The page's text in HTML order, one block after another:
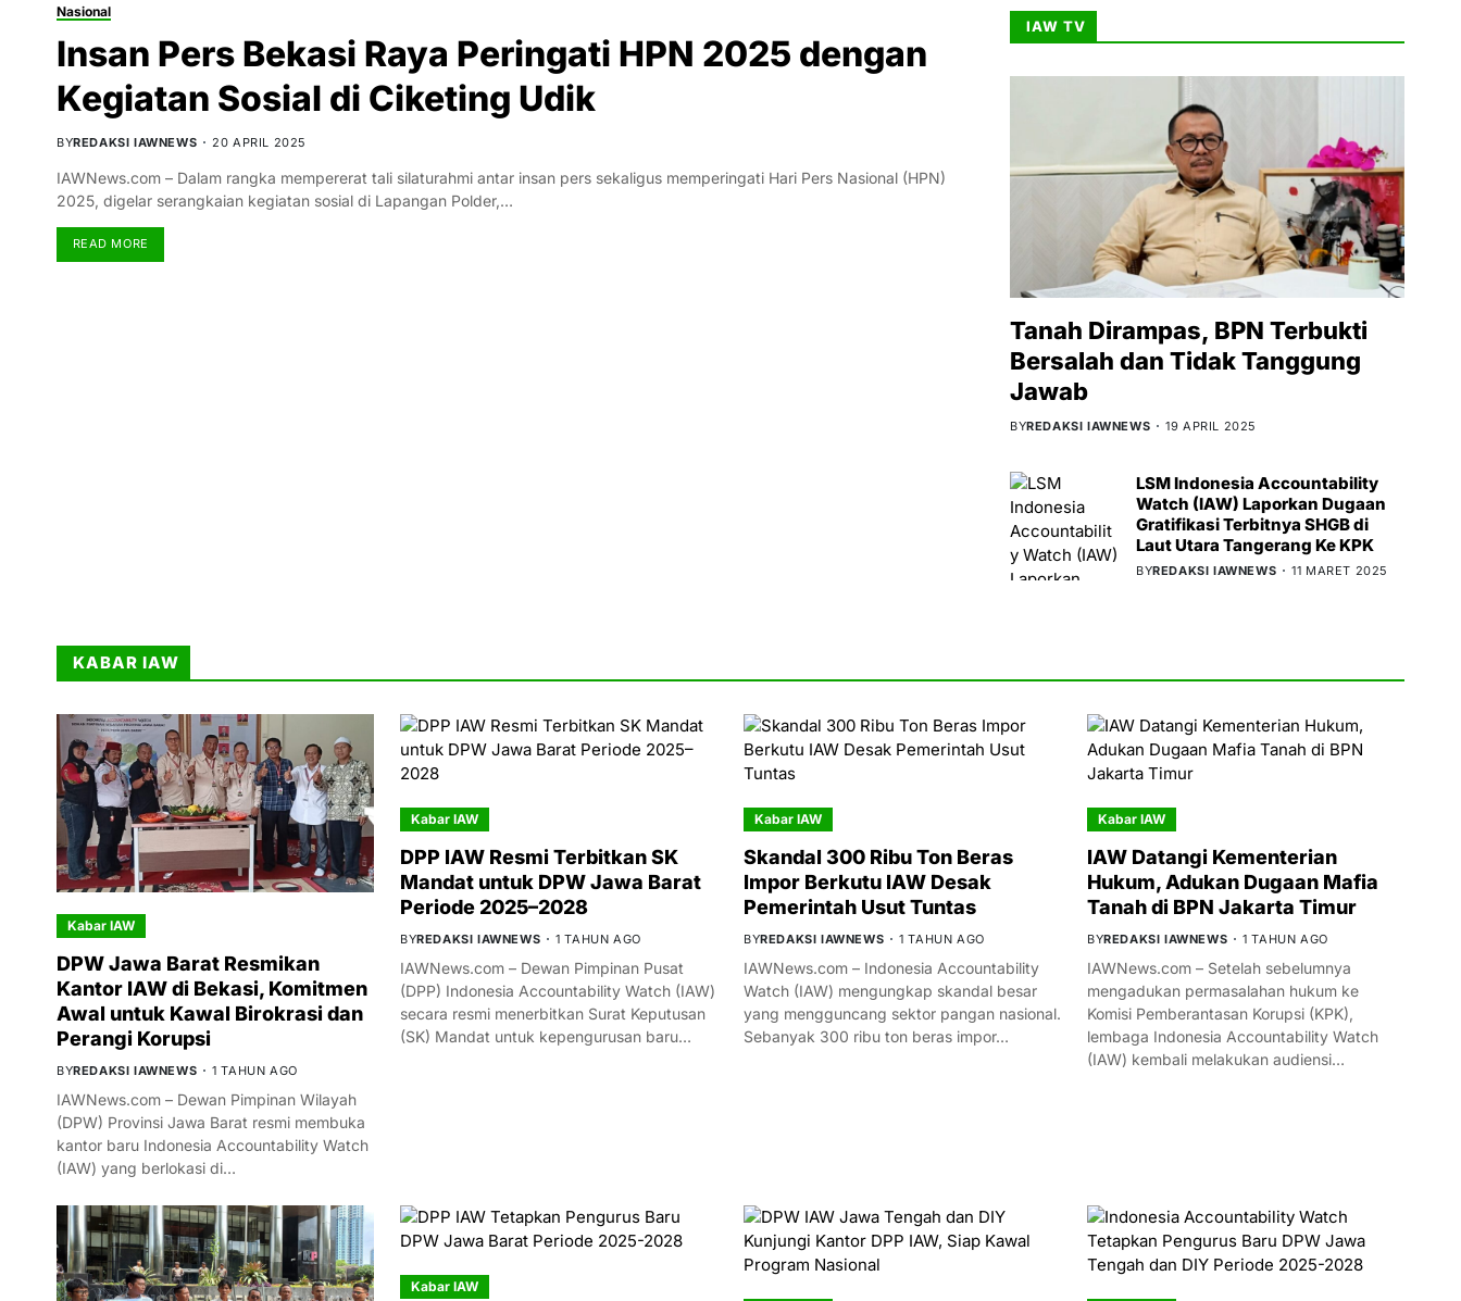
Nasional
Insan Pers Bekasi Raya Peringati HPN 2025 dengan
Kegiatan Sosial di Ciketing Udik
BYREDAKSI IAWNEWS 20 APRIL 2025
IAWNews.com – Dalam rangka mempererat tali silaturahmi antar insan pers sekaligus memperingati Hari Pers Nasional (HPN)
2025, digelar serangkaian kegiatan sosial di Lapangan Polder,…
READ MORE
IAW TV
Tanah Dirampas, BPN Terbukti
Bersalah dan Tidak Tanggung
Jawab
BYREDAKSI IAWNEWS 19 APRIL 2025
LSM Indonesia Accountability
Watch (IAW) Laporkan Dugaan
Gratifikasi Terbitnya SHGB di
Laut Utara Tangerang Ke KPK
BYREDAKSI IAWNEWS 11 MARET 2025
KABAR IAW
Kabar IAW
DPW Jawa Barat Resmikan
Kantor IAW di Bekasi, Komitmen
Awal untuk Kawal Birokrasi dan
Perangi Korupsi
BYREDAKSI IAWNEWS 1 TAHUN AGO
IAWNews.com – Dewan Pimpinan Wilayah
(DPW) Provinsi Jawa Barat resmi membuka
kantor baru Indonesia Accountability Watch
(IAW) yang berlokasi di…
Kabar IAW
DPP IAW Resmi Terbitkan SK
Mandat untuk DPW Jawa Barat
Periode 2025–2028
BYREDAKSI IAWNEWS 1 TAHUN AGO
IAWNews.com – Dewan Pimpinan Pusat
(DPP) Indonesia Accountability Watch (IAW)
secara resmi menerbitkan Surat Keputusan
(SK) Mandat untuk kepengurusan baru…
Kabar IAW
Skandal 300 Ribu Ton Beras
Impor Berkutu IAW Desak
Pemerintah Usut Tuntas
BYREDAKSI IAWNEWS 1 TAHUN AGO
IAWNews.com – Indonesia Accountability
Watch (IAW) mengungkap skandal besar
yang mengguncang sektor pangan nasional.
Sebanyak 300 ribu ton beras impor…
Kabar IAW
IAW Datangi Kementerian
Hukum, Adukan Dugaan Mafia
Tanah di BPN Jakarta Timur
BYREDAKSI IAWNEWS 1 TAHUN AGO
IAWNews.com – Setelah sebelumnya
mengadukan permasalahan hukum ke
Komisi Pemberantasan Korupsi (KPK),
lembaga Indonesia Accountability Watch
(IAW) kembali melakukan audiensi…
Kabar IAW